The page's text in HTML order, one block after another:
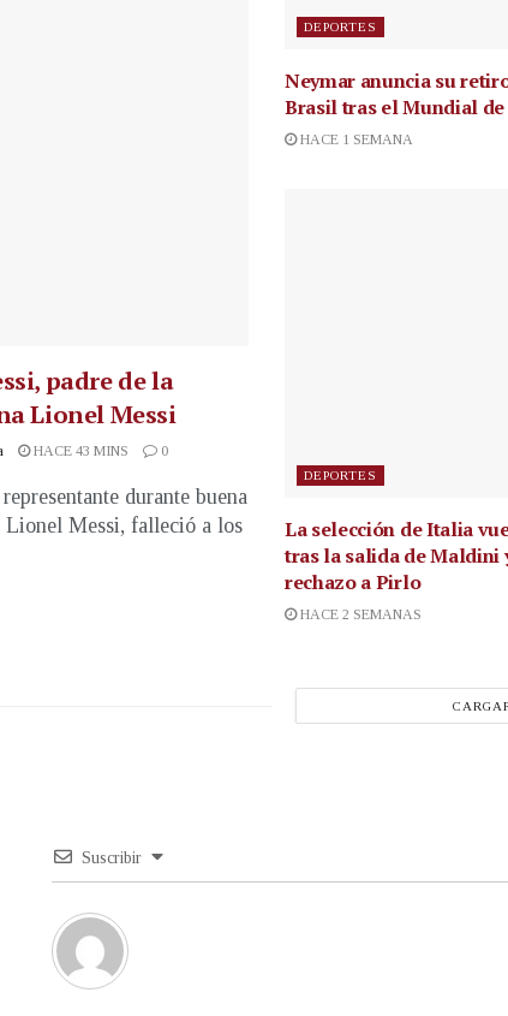
padre de la
Lionel Messi
HACE 43 MINS 0
durante buena
Lionel Messi, falleció a los
DEPORTES
Neymar anuncia su
Brasil tras el Mundial de
HACE 1 SEMANA
DEPORTES
La selección de Italia
tras la salida de Maldini
rechazo a Pirlo
HACE 2 SEMANAS
Suscribir